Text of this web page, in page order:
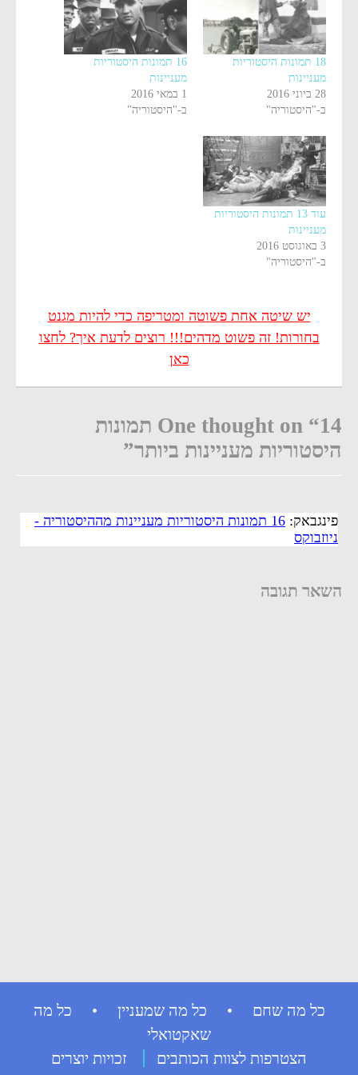
18 תמונות היסטוריות
מעניינות
28 ביוני 2016
ב-"היסטוריה"
16 תמונות היסטוריות
מעניינות
1 במאי 2016
ב-"היסטוריה"
עוד 13 תמונות היסטוריות
מעניינות
3 באוגוסט 2016
ב-"היסטוריה"
יש שיטה אחת פשוטה ומטריפה כדי להיות מגנט
בחורות! זה פשוט מדהים!!! רוצים לדעת איך? לחצו
כאן
One thought on “14 תמונות
היסטוריות מעניינות ביותר”
פינגבאק:
16 תמונות היסטוריות מעניינות מההיסטוריה -
ניוזבוקס
השאר תגובה
כל מה שחם • כל מה שמעניין • כל מה
שאקטואלי
הצטרפות לצוות הכותבים
זכויות יוצרים